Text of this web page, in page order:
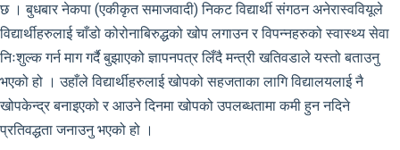
छ । बुधबार नेकपा (एकीकृत समाजवादी) निकट विद्यार्थी संगठन अनेरास्ववियूले
विद्यार्थीहरुलाई चाँडो कोरोनाबिरुद्धको खोप लगाउन र विपन्नहरुको स्वास्थ्य सेवा
निःशुल्क गर्न माग गर्दै बुझाएको ज्ञापनपत्र लिँदै मन्त्री खतिवडाले यस्तो बताउनु
भएको हो । उहाँले विद्यार्थीहरुलाई खोपको सहजताका लागि विद्यालयलाई नै
खोपकेन्द्र बनाइएको र आउने दिनमा खोपको उपलब्धतामा कमी हुन नदिने
प्रतिवद्धता जनाउनु भएको हो ।